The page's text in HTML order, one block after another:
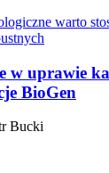
w uprawie
BioGen
Bucki